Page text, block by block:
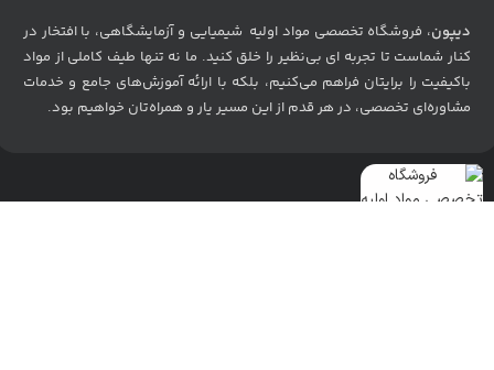
دیپون، فروشگاه تخصصی مواد اولیه شیمیایی و آزمایشگاهی، با افتخار در
کنار شماست تا تجربه ای بی‌نظیر را خلق کنید. ما نه تنها طیف کاملی از مواد
باکیفیت را برایتان فراهم می‌کنیم، بلکه با ارائه آموزش‌های جامع و خدمات
مشاوره‌ای تخصصی، در هر قدم از این مسیر یار و همراه‌تان خواهیم بود.